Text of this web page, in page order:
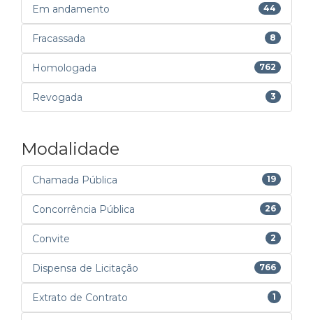
Em andamento 44
Fracassada 8
Homologada 762
Revogada 3
Modalidade
Chamada Pública 19
Concorrência Pública 26
Convite 2
Dispensa de Licitação 766
Extrato de Contrato 1